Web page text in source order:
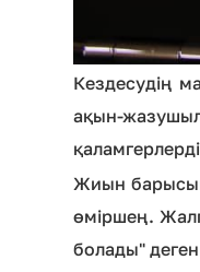
Кездесудің
ақын-
Жиын
өміршең.
болады"